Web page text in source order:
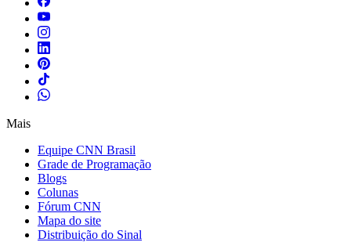
Mais
Equipe CNN Brasil
Grade de Programação
Blogs
Colunas
Fórum CNN
Mapa do site
Distribuição do Sinal